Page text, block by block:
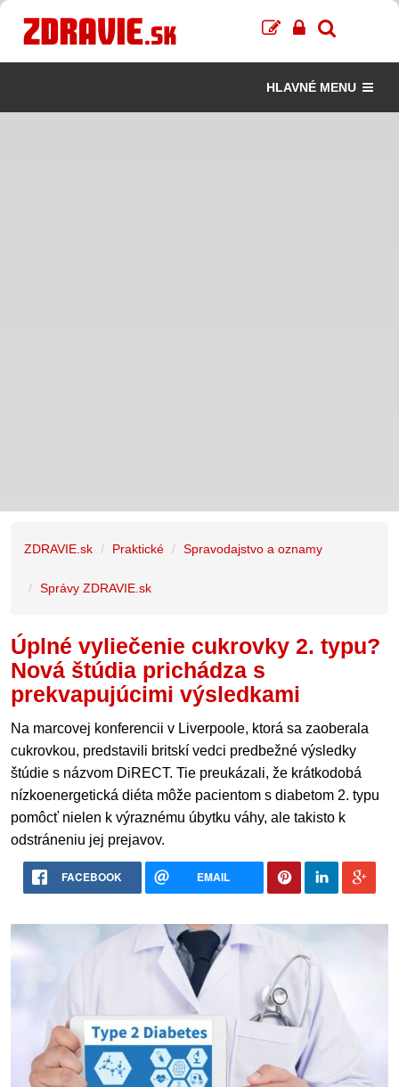
HLAVNÉ MENU
ZDRAVIE.sk Praktické Spravodajstvo a oznamy
Správy ZDRAVIE.sk
Úplné vyliečenie cukrovky 2. typu?
Nová štúdia prichádza s
prekvapujúcimi výsledkami
Na marcovej konferencii v Liverpoole, ktorá sa zaoberala
cukrovkou, predstavili britskí vedci predbežné výsledky
štúdie s názvom DiRECT. Tie preukázali, že krátkodobá
nízkoenergetická diéta môže pacientom s diabetom 2. typu
pomôcť nielen k výraznému úbytku váhy, ale takisto k
odstráneniu jej prejavov.
FACEBOOK EMAIL